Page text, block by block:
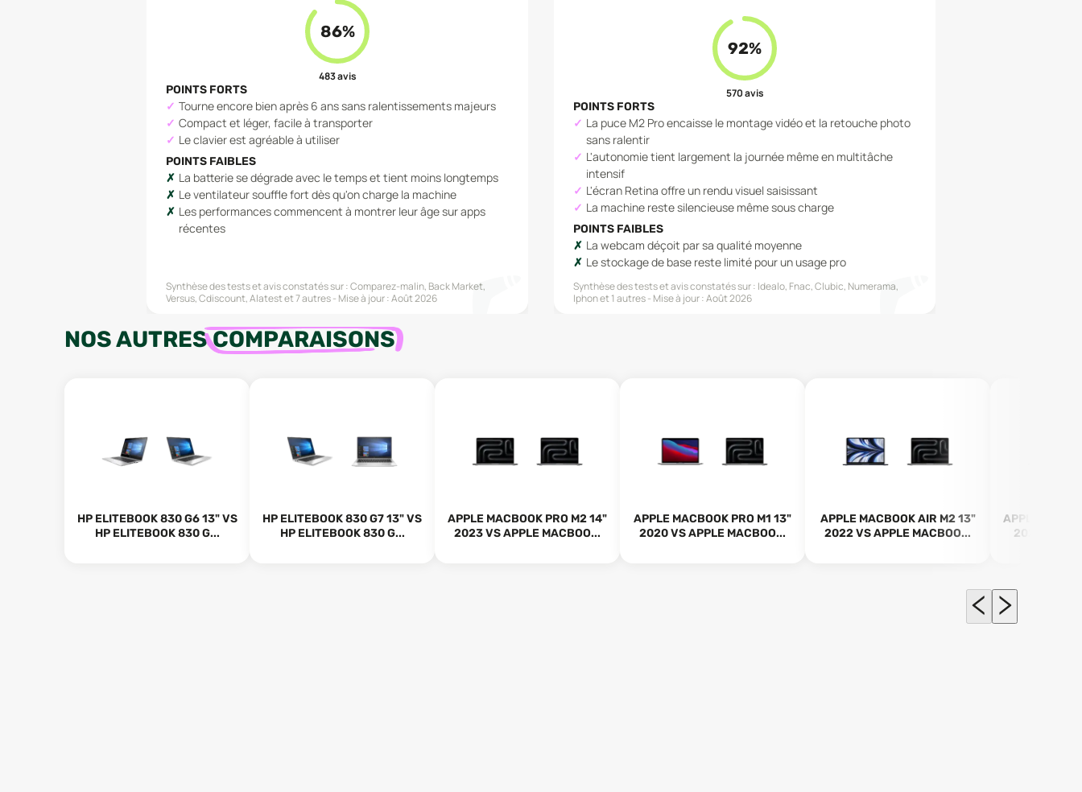
86%
483avis
POINTS FORTS
Tourne encore bien après 6 ans sans ralentissements majeurs
Compact et léger, facile à transporter
Le clavier est agréable à utiliser
POINTS FAIBLES
La batterie se dégrade avec le temps et tient moins longtemps
Le ventilateur souffle fort dès qu'on charge la machine
Les performances commencent à montrer leur âge sur apps
récentes
Synthèse des tests et avis constatés sur :Comparez-malin, Back Market,
Versus, Cdiscount, Alatestet 7 autres Mise à jour :Août 2026
92%
570avis
POINTS FORTS
La puce M2 Pro encaisse le montage vidéo et la retouche photo
sans ralentir
L'autonomie tient largement la journée même en multitâche
intensif
L'écran Retina offre un rendu visuel saisissant
La machine reste silencieuse même sous charge
POINTS FAIBLES
La webcam déçoit par sa qualité moyenne
Le stockage de base reste limité pour un usage pro
Synthèse des tests et avis constatés sur : Idealo, Fnac, Clubic, Numerama,
Iphonet 1 autres Mise à jour :Août 2026
NOS AUTRESCOMPARAISONS
HP ELITEBOOK 830 G6 13" VS
HP ELITEBOOK 830 G...
HP ELITEBOOK 830 G7 13" VS
HP ELITEBOOK 830 G...
APPLE MACBOOK PRO M2 14"
2023 VS APPLE MACBOO...
APPLE MACBOOK PRO M1 13"
2020 VS APPLE MACBOO...
APPLE MACBOOK AIR M2 13"
2022 VS APPLE MACBOO...
APPLE
2023 VS HP